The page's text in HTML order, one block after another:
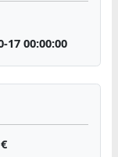
17 00:00:00